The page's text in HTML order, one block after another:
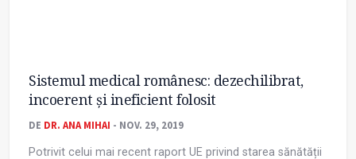
Sistemul medical românesc: dezechilibrat,
incoerent și ineficient folosit
DE DR. ANA MIHAI - NOV. 29, 2019
Potrivit celui mai recent raport UE privind starea sănătății